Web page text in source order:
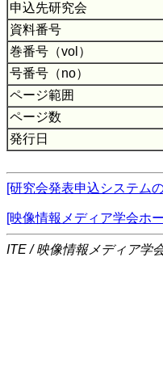
申込先研究会
資料番号
巻番号（vol）
号番号（no）
ページ範囲
ページ数
発行日
[研究会発表申込システム
[映像情報メディア学会ホ
ITE / 映像情報メディア学